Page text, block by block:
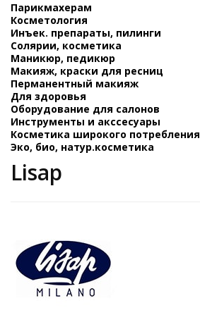
Парикмахерам
Косметология
Инъек. препараты, пилинги
Солярии, косметика
Маникюр, педикюр
Макияж, краски для ресниц
Перманентный макияж
Для здоровья
Оборудование для салонов
Инструменты и акссесуары
Косметика широкого потребления
Эко, био, натур.косметика
Lisap